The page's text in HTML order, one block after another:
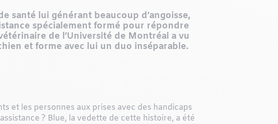
santé lui générant beaucoup d’angoisse,
spécialement formé pour répondre
de l’Université de Montréal a vu
et forme avec lui un duo inséparable.
et les personnes aux prises avec des handicaps
? Blue, la vedette de cette histoire, a été